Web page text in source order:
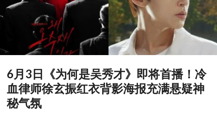
6月3日《为何是吴秀才》即将首播！冷
血律师徐玄振红衣背影海报充满悬疑神
秘气氛